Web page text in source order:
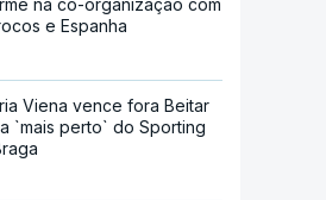
na co-organização com
e Espanha
Viena vence fora Beitar
`mais perto` do Sporting